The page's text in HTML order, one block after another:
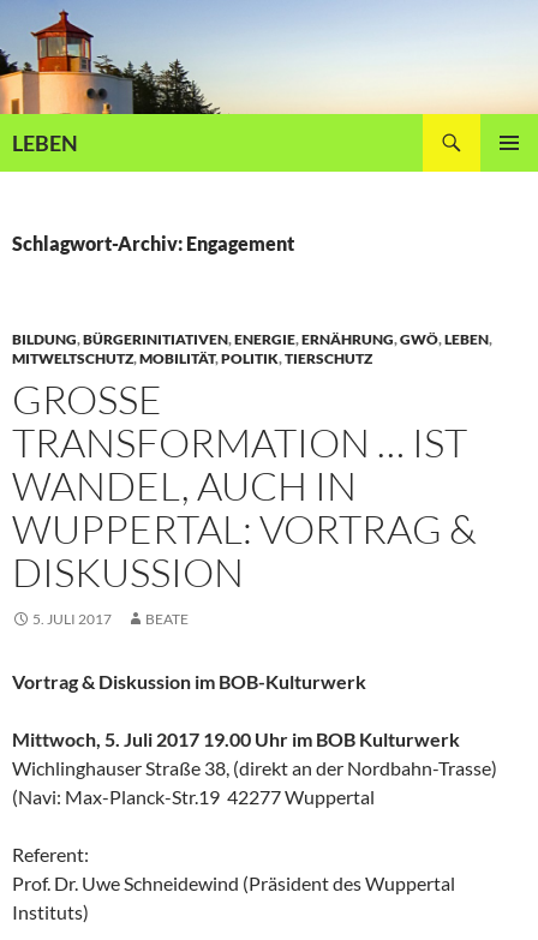
Inhalt
springen
LEBEN
Schlagwort-Archiv: Engagement
BILDUNG,BÜRGERINITIATIVEN,ENERGIE,ERNÄHRUNG,GWÖ,LEBEN,
MITWELTSCHUTZ,MOBILITÄT,POLITIK,TIERSCHUTZ
GROSSE T
RANSFORMATION … IST W
ANDEL, AUCH IN W
UPPERTAL: VORTRAG & D
ISKUSSION
5. JULI 2017 BEATE
Vortrag & Diskussion im BOB-Kulturwerk
Mittwoch, 5. Juli 2017 19.00 Uhr im BOB Kulturwerk
Wichlinghauser Straße 38, (direkt an der Nordbahn-Trasse)
(Navi: Max-Planck-Str.19 42277 Wuppertal
Referent:
Prof. Dr. Uwe Schneidewind (Präsident des Wuppertal
Instituts)